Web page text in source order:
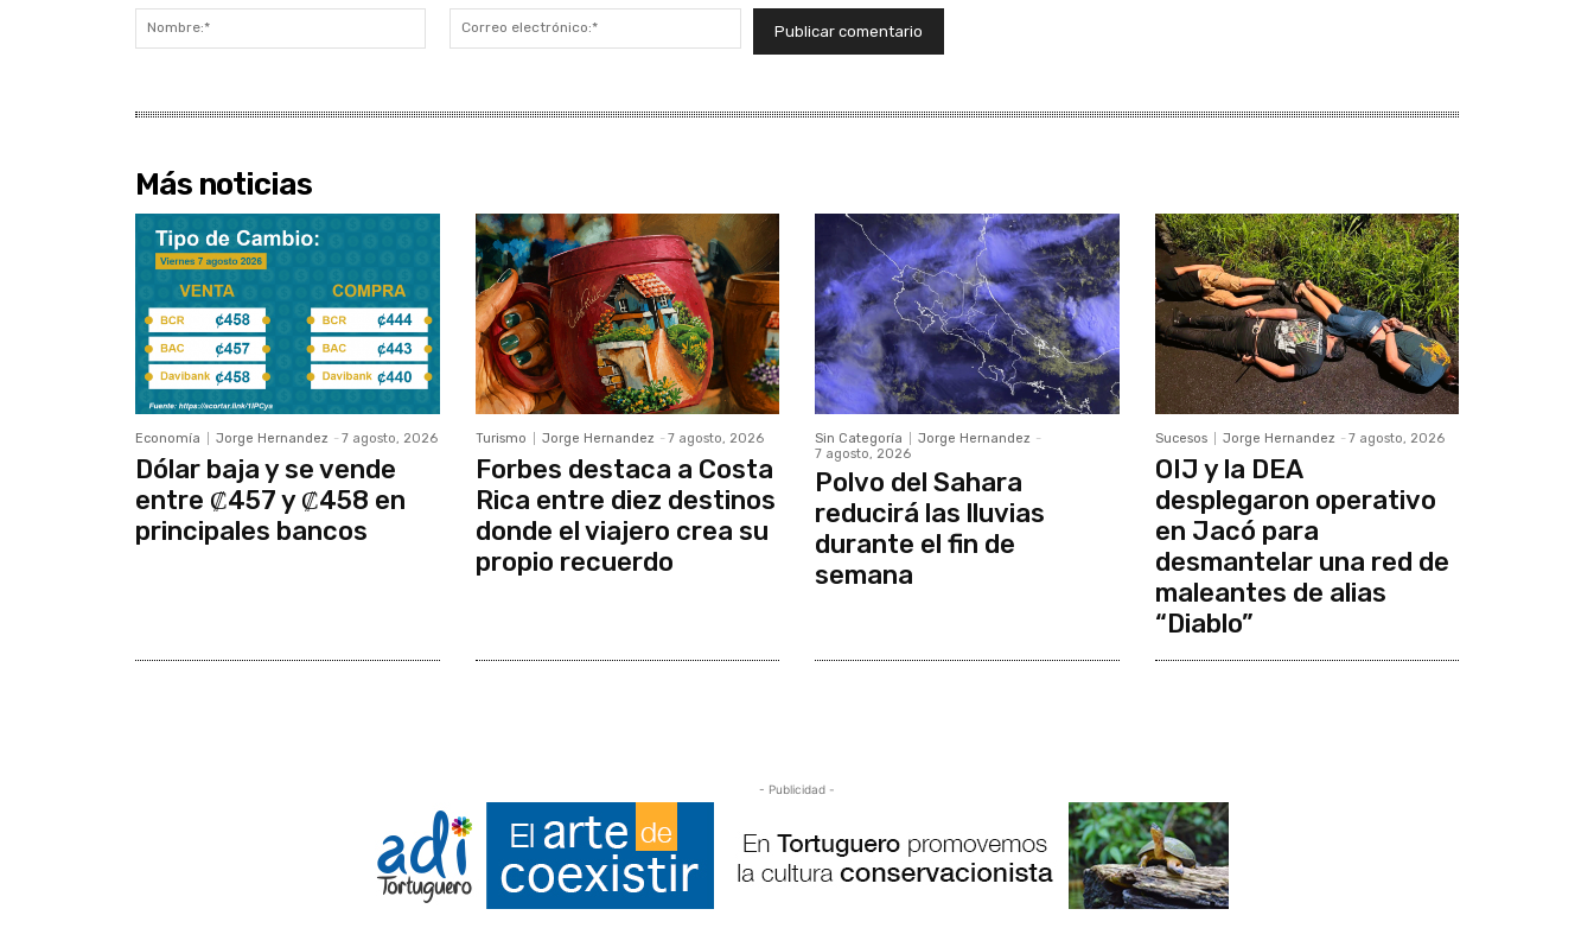
Nombre:*
electrónico:*
Más noticias
Economía Jorge Hernandez - 7 agosto, 2026
Dólar baja y se vende
entre ₡457 y ₡458 en
principales bancos
Turismo Jorge Hernandez - 7 agosto, 2026
Forbes destaca a Costa
Rica entre diez destinos
donde el viajero crea su
propio recuerdo
Sin Categoría Jorge Hernandez -
7 agosto, 2026
Polvo del Sahara
reducirá las lluvias
durante el fin de
semana
Sucesos Jorge Hernandez - 7 agosto, 2026
OIJ y la DEA
desplegaron operativo
en Jacó para
desmantelar una red de
maleantes de alias
“Diablo”
- Publicidad -